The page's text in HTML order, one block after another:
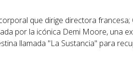
que dirige directora francesa;
por la icónica Demi Moore, una
llamada "La Sustancia" para